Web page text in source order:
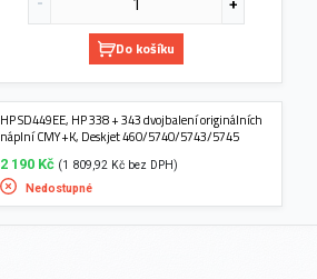
Do košíku
HP SD449EE, HP 338 + 343 dvojbalení originálních
náplní CMY+K, Deskjet 460/5740/5743/5745
2 190 Kč (1 809,92 Kč bez DPH)
Nedostupné